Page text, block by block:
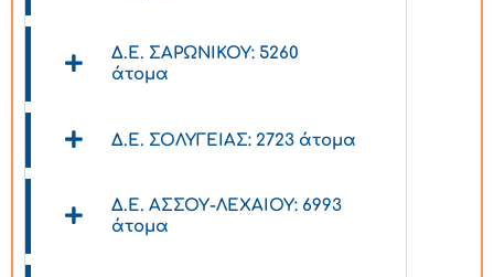
Δ.Ε. ΣΑΡΩΝΙΚΟΥ: 5260
άτομα
Δ.Ε. ΣΟΛΥΓΕΙΑΣ: 2723 άτομα
Δ.Ε. ΑΣΣΟΥ-ΛΕΧΑΙΟΥ: 6993
άτομα